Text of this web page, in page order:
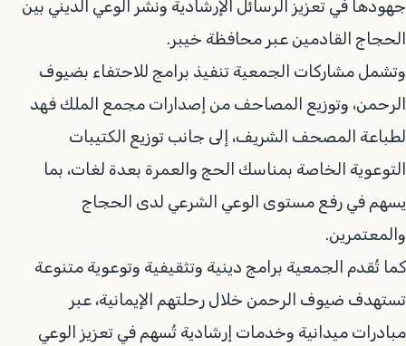
جهودها في تعزيز الرسائل الإرشادية ونشر الوعي الديني بين
الحجاج القادمين عبر محافظة خيبر.
وتشمل مشاركات الجمعية تنفيذ برامج للاحتفاء بضيوف
الرحمن، وتوزيع المصاحف من إصدارات مجمع الملك فهد
لطباعة المصحف الشريف، إلى جانب توزيع الكتيبات
التوعوية الخاصة بمناسك الحج والعمرة بعدة لغات، بما
يسهم في رفع مستوى الوعي الشرعي لدى الحجاج
والمعتمرين.
كما تُقدم الجمعية برامج دينية وتثقيفية وتوعوية متنوعة
تستهدف ضيوف الرحمن خلال رحلتهم الإيمانية، عبر
مبادرات ميدانية وخدمات إرشادية تُسهم في تعزيز الوعي